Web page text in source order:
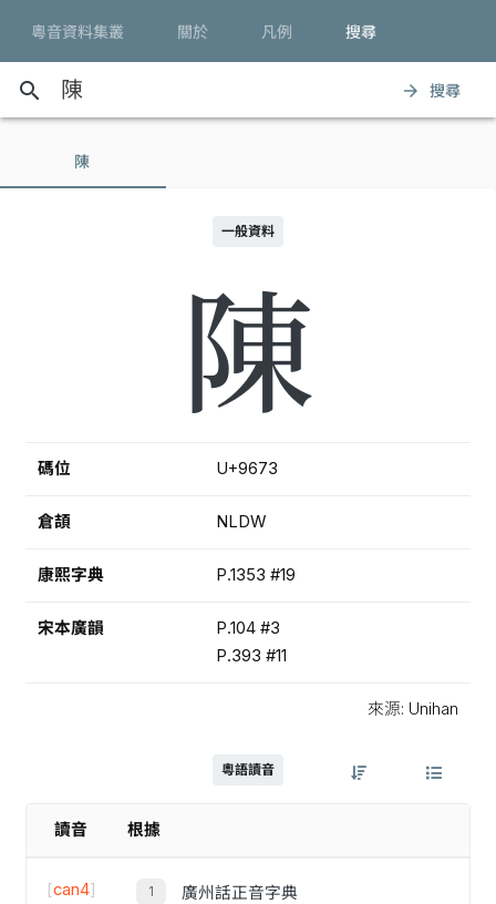
粵音資料集叢 關於 凡例 搜尋
search arrow_forward 搜尋
陳
一般資料
陳
碼位 U+9673
倉頡 NLDW
康熙字典 P.1353 #19
宋本廣韻
P.104 #3
P.393 #11
來源: Unihan
粵語讀音
讀音 根據
[can4]
廣州話正音字典